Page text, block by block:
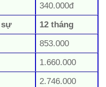
340.000đ
sự
12 tháng
853.000
1.660.000
2.746.000